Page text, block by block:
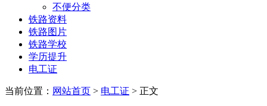
不便分类
铁路资料
铁路图片
铁路学校
学历提升
电工证
当前位置： 网站首页 > 电工证 > 正文